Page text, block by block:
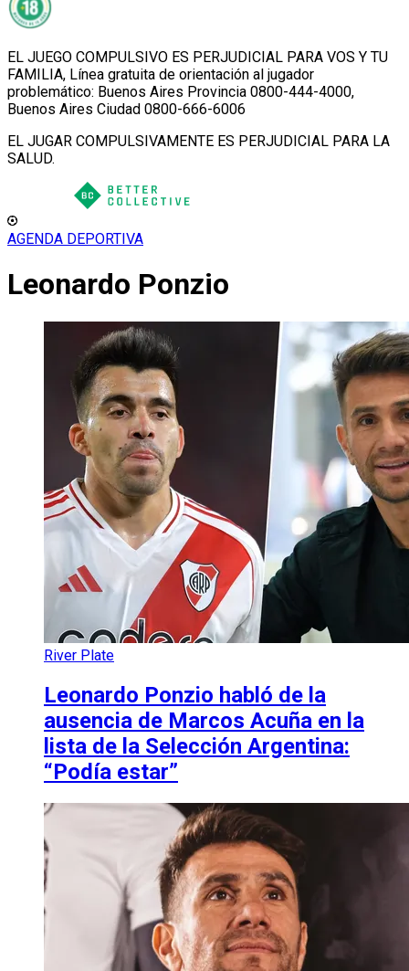
EL JUEGO COMPULSIVO ES PERJUDICIAL PARA VOS Y TU
FAMILIA, Línea gratuita de orientación al jugador
problemático: Buenos Aires Provincia 0800-444-4000,
Buenos Aires Ciudad 0800-666-6006
EL JUGAR COMPULSIVAMENTE ES PERJUDICIAL PARA LA
SALUD.
AGENDA DEPORTIVA
Leonardo Ponzio
River Plate
Leonardo Ponzio habló de la
ausencia de Marcos Acuña en la
lista de la Selección Argentina:
“Podía estar”